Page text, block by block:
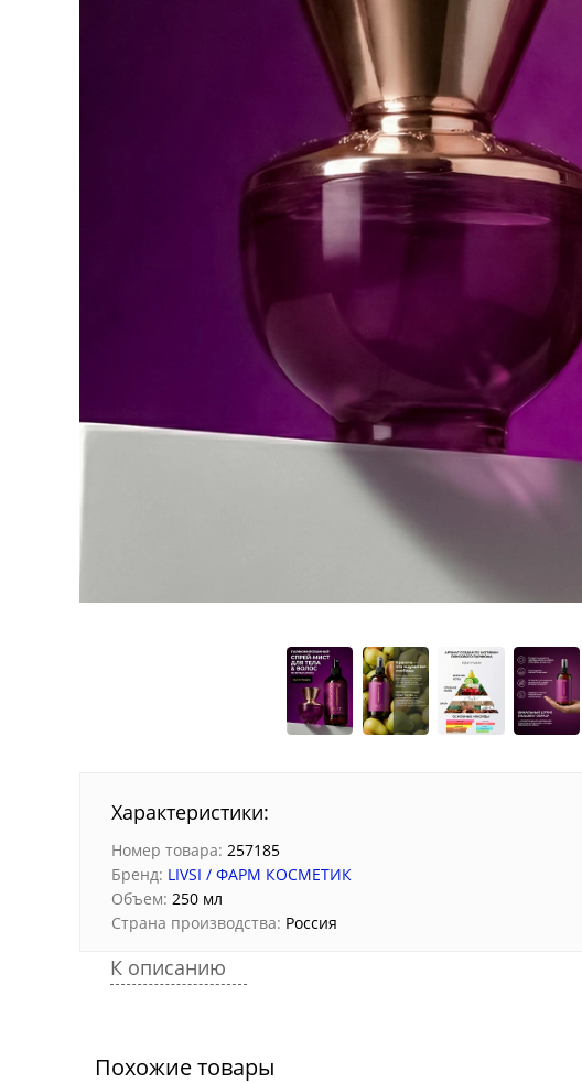
Характеристики:
Номер товара: 257185
Бренд: LIVSI / ФАРМ КОСМЕТИК
Объем: 250 мл
Страна производства: Россия
К описанию
Похожие товары